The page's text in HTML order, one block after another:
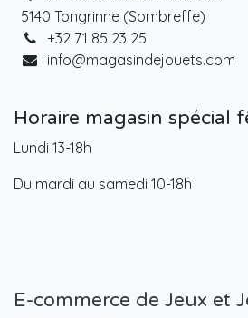
5140 Tongrinne (Sombreffe)
+32 71 85 23 25
info@magasindejouets.com
Horaire magasin spécial
Lundi 13-18h
Du mardi au samedi 10-18h
E-commerce de Jeux et